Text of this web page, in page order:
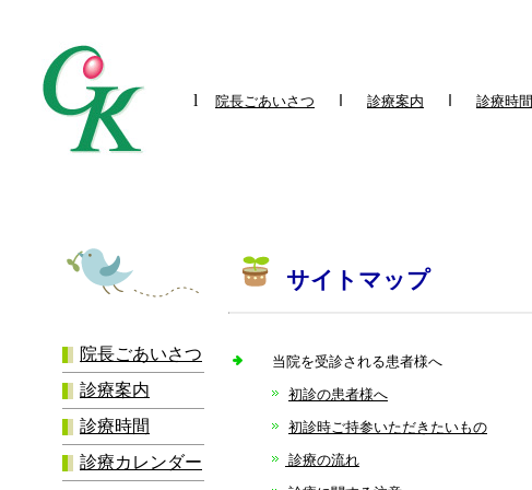
l 院長ごあいさつ ｌ 診療案内 ｌ 診療時間
院長ごあいさつ
診療案内
診療時間
診療カレンダー
サイトマップ
当院を受診される患者様へ
初診の患者様へ
初診時ご持参いただきたいもの
診療の流れ